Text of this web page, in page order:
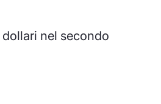
nel secondo